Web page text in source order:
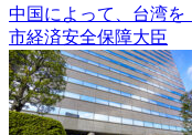
中国によって、台湾
市経済安全保障大臣